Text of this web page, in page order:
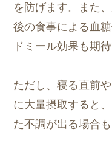
を防げます。また
後の食事による血
ドミール効果も期
ただし、寝る直前
に大量摂取すると
た不調が出る場合